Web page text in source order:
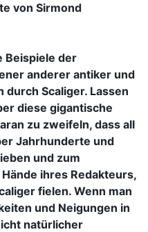
von Sirmond
Beispiele der
anderer antiker und
Scaliger. Lassen
diese gigantische
zu zweifeln, dass all
Jahrhunderte und
und zum
ihres Redakteurs,
fielen. Wenn man
und Neigungen in
natürlicher